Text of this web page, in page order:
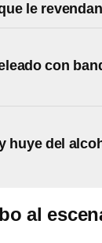
le
con
huye del
al